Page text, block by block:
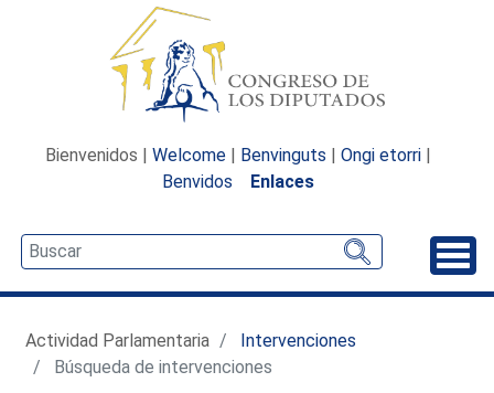
Bienvenidos | Welcome | Benvinguts | Ongi etorri |
Benvidos
Enlaces
Actividad Parlamentaria
Intervenciones
Búsqueda de intervenciones